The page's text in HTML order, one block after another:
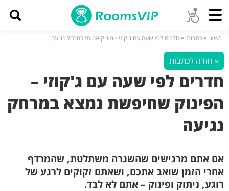
ראשי כתבות חדרים לפי שעה עם ג'קוזי - פינוק אמיתי במרחק נגיעה
« חזרה לכתבות
חדרים לפי שעה עם ג'קוזי –
הפינוק שחיפשת נמצא במרחק
נגיעה
אם אתם מרגישים שהשגרה משתלטת, שהמרדף
אחרי הזמן שואב אתכם, ושאתם זקוקים לרגע של
רוגע, ניתוק ופינוק – אתם לא לבד.